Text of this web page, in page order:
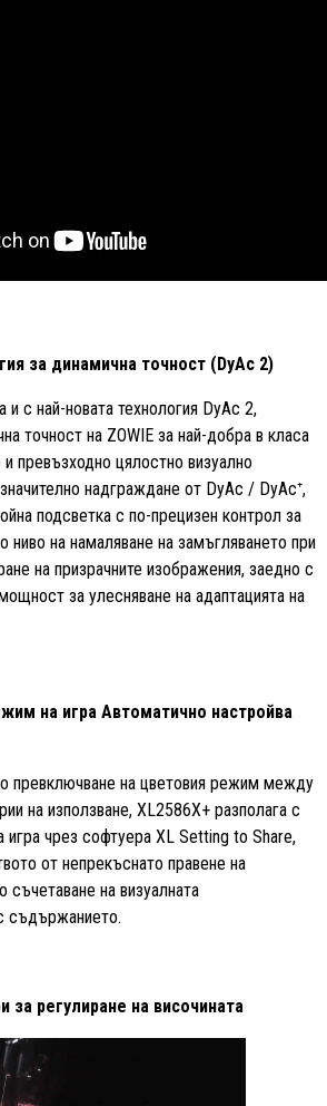
за динамична точност (DyAc 2)
с най-новата технология DyAc 2,
точност на ZOWIE за най-добра в класа
превъзходно цялостно визуално
надграждане от DyAc / DyAc⁺,
подсветка с по-прецизен контрол за
ниво на намаляване на замъгляването при
на призрачните изображения, заедно с
за улесняване на адаптацията на
на игра Автоматично настройва
превключване на цветовия режим между
на използване, XL2586X+ разполага с
игра чрез софтуера XL Setting to Share,
от непрекъснато правене на
съчетаване на визуалната
съдържанието.
за регулиране на височината